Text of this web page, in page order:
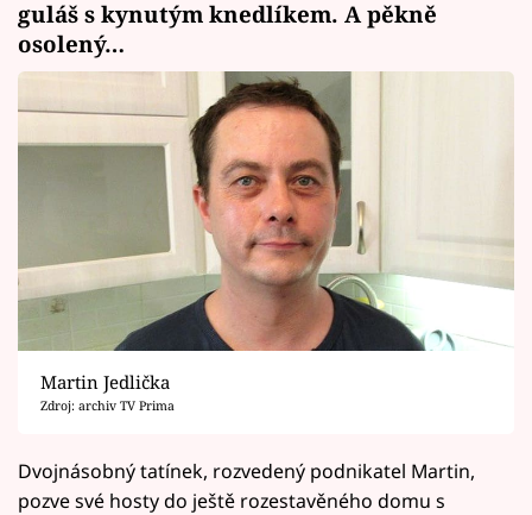
guláš s kynutým knedlíkem. A pěkně
osolený…
Martin Jedlička
Zdroj: archiv TV Prima
Dvojnásobný tatínek, rozvedený podnikatel Martin,
pozve své hosty do ještě rozestavěného domu s